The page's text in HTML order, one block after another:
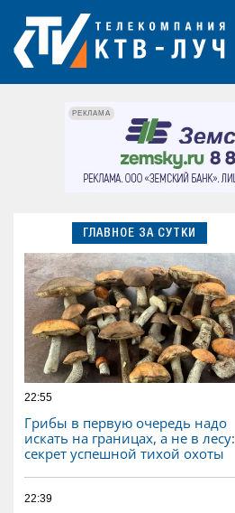
РЕКЛАМА
ГЛАВНОЕ ЗА СУТКИ
22:55
Грибы в первую очередь надо
искать на границах, а не в лесу:
секрет успешной тихой охоты
22:39